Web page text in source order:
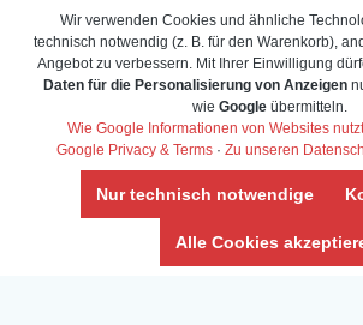
Widerrufs­recht /
AGB & Info
Impressum
Umwelt und
Vertrag widerrufen
Wir verwenden Cookies und ähnliche
technisch notwendig (z. B. für den Warenkorb),
Angebot zu verbessern. Mit Ihrer Einwilligung
Daten für die Personalisierung von Anzeigen
wie Googleübermitteln.
Wie Google Informationen von Websites
Google Privacy & Terms · Zu unseren
Nur technisch notwendige
Alle Cookies